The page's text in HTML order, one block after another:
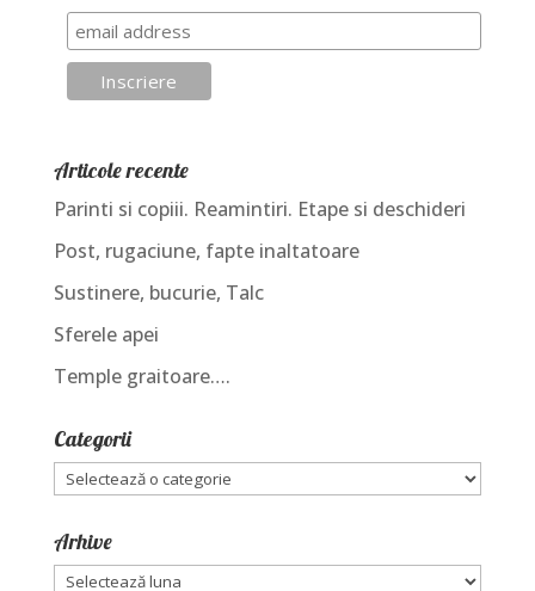
Articole recente
Parinti si copiii. Reamintiri. Etape si deschideri
Post, rugaciune, fapte inaltatoare
Sustinere, bucurie, Talc
Sferele apei
Temple graitoare….
Categorii
Categorii
Arhive
Arhive